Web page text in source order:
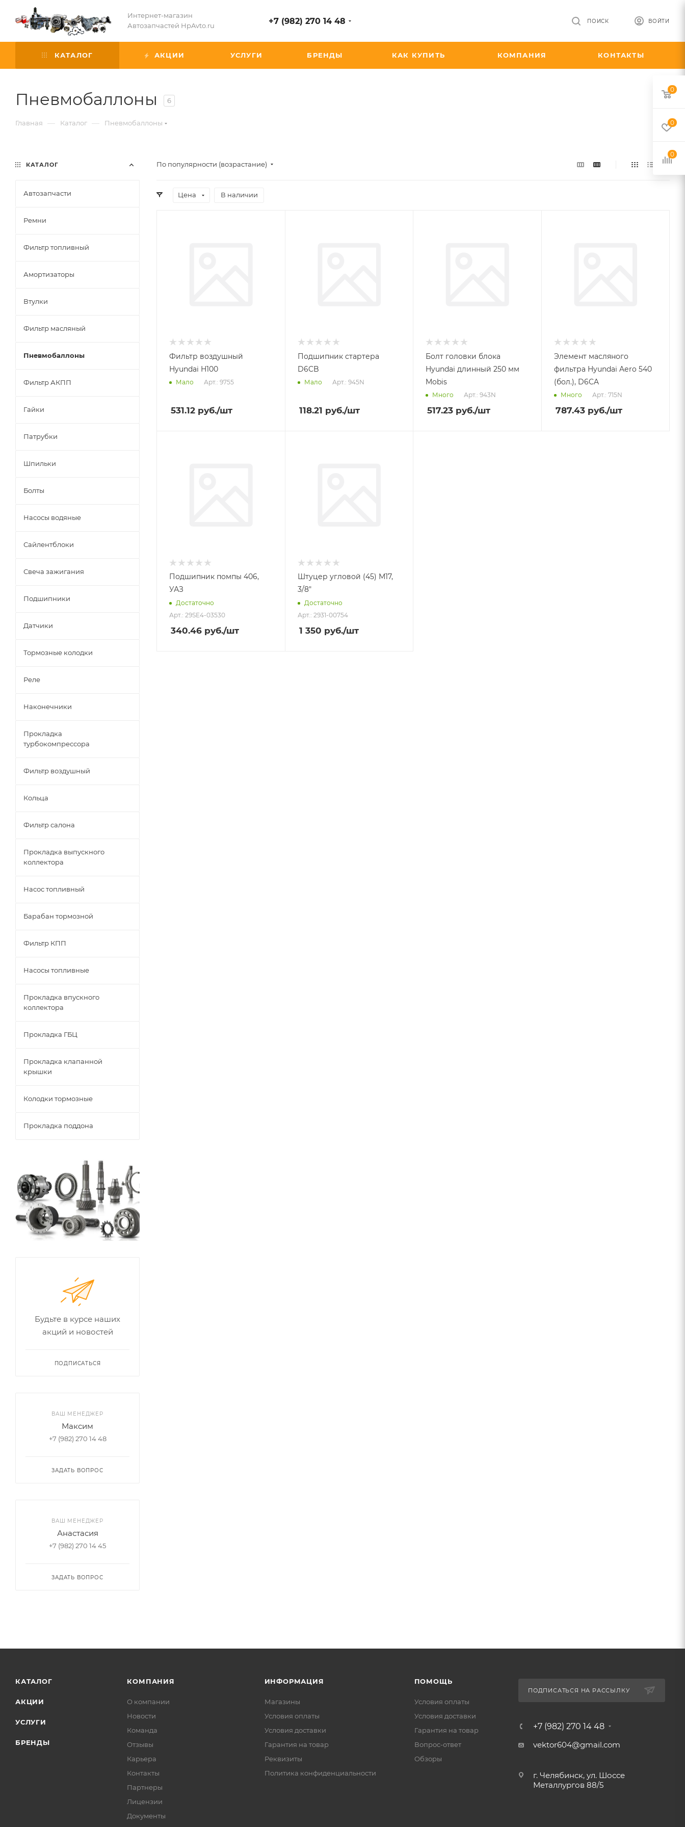
Интернет-магазин
Автозапчастей HpAvto.ru
+7 (982) 270 14 48 ВОЙТИ
ПОИСК
КАТАЛОГ АКЦИИ УСЛУГИ БРЕНДЫ КАК КУПИТЬ КОМПАНИЯ КОНТАКТЫ
Пневмобаллоны 6
Главная — Каталог — Пневмобаллоны
По популярности (возрастание)
Цена В наличии
Фильтр воздушный
Hyundai H100
Мало Арт.: 9755
531.12 руб./шт
Подшипник стартера
D6CB
Мало Арт.: 945N
118.21 руб./шт
Болт головки блока
Hyundai длинный 250 мм
Mobis
Много Арт.: 943N
517.23 руб./шт
Элемент масляного
фильтра Hyundai Aеro 540
(бол.), D6CA
Много Арт.: 715N
787.43руб./шт
Подшипник помпы 406,
УАЗ
Достаточно
Арт.: 29SE4-03530
340.46 руб./шт
Штуцер угловой (45) М17,
3/8"
Достаточно
Арт.: 2931-00754
1 350 руб./шт
КАТАЛОГ
Автозапчасти
Ремни
Фильтр топливный
Амортизаторы
Втулки
Фильтр масляный
Пневмобаллоны
Фильтр АКПП
Гайки
Патрубки
Шпильки
Болты
Насосы водяные
Сайлентблоки
Свеча зажигания
Подшипники
Датчики
Тормозные колодки
Реле
Наконечники
Прокладка
турбокомпрессора
Фильтр воздушный
Кольца
Фильтр салона
Прокладка выпускного
коллектора
Насос топливный
Барабан тормозной
Фильтр КПП
Насосы топливные
Прокладка впускного
коллектора
Прокладка ГБЦ
Прокладка клапанной
крышки
Колодки тормозные
Прокладка поддона
Будьте в курсе наших
акций и новостей
ПОДПИСАТЬСЯ
ВАШ МЕНЕДЖЕР
Максим
+7 (982) 270 14 48
ЗАДАТЬ ВОПРОС
ВАШ МЕНЕДЖЕР
Анастасия
+7 (982) 270 14 45
ЗАДАТЬ ВОПРОС
КАТАЛОГ
АКЦИИ
УСЛУГИ
БРЕНДЫ
КОМПАНИЯ
О компании
Новости
Команда
Отзывы
Карьера
Контакты
Партнеры
Лицензии
Документы
ИНФОРМАЦИЯ
Магазины
Условия оплаты
Условия доставки
Гарантия на товар
Реквизиты
Политика конфиденциальности
ПОМОЩЬ
Условия оплаты
Условия доставки
Гарантия на товар
Вопрос-ответ
Обзоры
ПОДПИСАТЬСЯ НА РАССЫЛКУ
+7 (982) 270 14 48
vektor604@gmail.com
г. Челябинск, ул. Шоссе
Металлургов 88/5
0
0
0